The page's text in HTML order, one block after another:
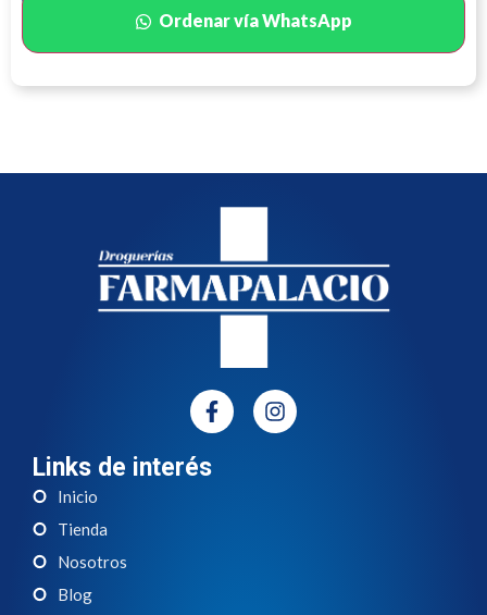
Ordenar vía WhatsApp
Links de interés
Inicio
Tienda
Nosotros
Blog